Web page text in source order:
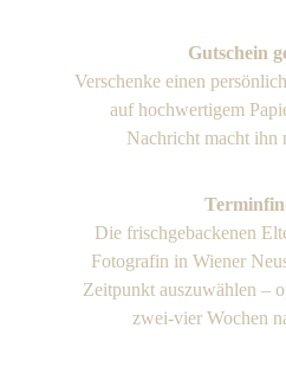
Gutschein
Verschenke einen
auf hochwertigem
Nachricht macht ihn
Die frischgebackenen
Fotografin in Wiener
Zeitpunkt auszuwählen –
zwei-vier Wochen